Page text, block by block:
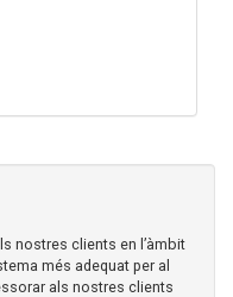
nostres clients en l’àmbit
més adequat per al
als nostres clients